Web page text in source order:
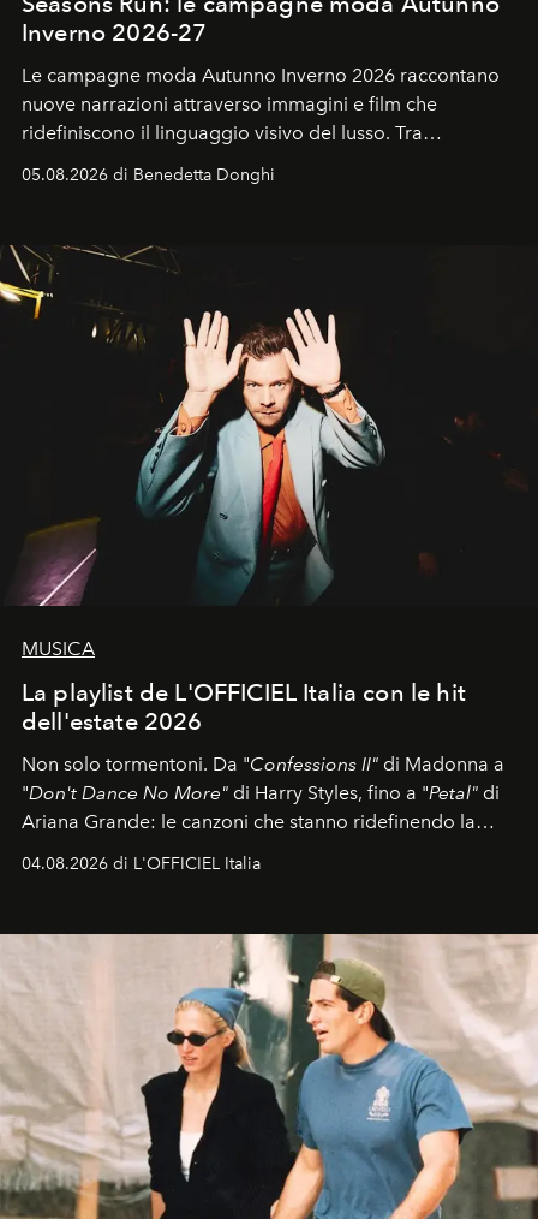
Inverno 2026-27
Le campagne moda Autunno Inverno 2026 raccontano
nuove narrazioni attraverso immagini e film che
ridefiniscono il linguaggio visivo del lusso. Tra
protagonisti del cinema, volti della cultura
contemporanea e storytelling d'autore, le maison
di esprimere identità, visione e desiderio.
05.08.2026 di Benedetta Donghi
MUSICA
La playlist de L'OFFICIEL Italia con le hit
dell'estate 2026
Non solo tormentoni. Da "Confessions II" di Madonna a
"Don't Dance No More" di Harry Styles, fino a "Petal" di
Ariana Grande: le canzoni che stanno ridefinendo la
colonna sonora della stagione.
04.08.2026 di L'OFFICIEL Italia